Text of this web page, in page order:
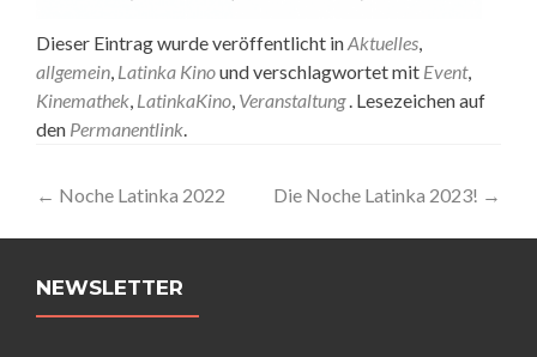
Dieser Eintrag wurde veröffentlicht inAktuelles,
allgemein, Latinka Kinound verschlagwortet mit Event,
Kinemathek, LatinkaKino, Veranstaltung. Lesezeichen auf
den Permanentlink.
Artikel-
Navigation
← Noche Latinka 2022 Die Noche Latinka 2023! →
NEWSLETTER